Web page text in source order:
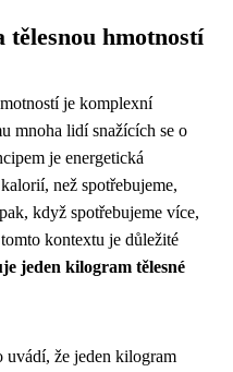
hmotností
je komplexní
mnoha lidí snažících se o
je energetická
než spotřebujeme,
když spotřebujeme více,
kontextu je důležité
jeden kilogram tělesné
uvádí, že jeden kilogram